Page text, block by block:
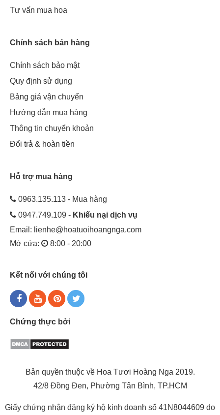
Tư vấn mua hoa
Chính sách bán hàng
Chính sách bảo mật
Quy định sử dụng
Bảng giá vận chuyển
Hướng dẫn mua hàng
Thông tin chuyển khoản
Đổi trả & hoàn tiền
Hỗ trợ mua hàng
0963.135.113 - Mua hàng
0947.749.109 - Khiếu nại dịch vụ
Email: lienhe@hoatuoihoangnga.com
Mở cửa:
8:00 - 20:00
Kết nối với chúng tôi
Chứng thực bởi
Bản quyền thuộc về Hoa Tươi Hoàng Nga 2019.
42/8 Đồng Đen, Phường Tân Bình, TP.HCM
Giấy chứng nhận đăng ký hộ kinh doanh số 41N8044609 do